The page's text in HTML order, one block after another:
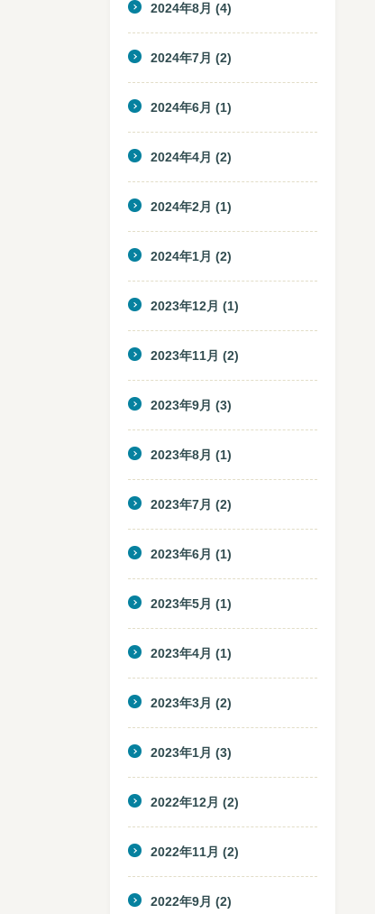
2024年8月 (4)
2024年7月 (2)
2024年6月 (1)
2024年4月 (2)
2024年2月 (1)
2024年1月 (2)
2023年12月 (1)
2023年11月 (2)
2023年9月 (3)
2023年8月 (1)
2023年7月 (2)
2023年6月 (1)
2023年5月 (1)
2023年4月 (1)
2023年3月 (2)
2023年1月 (3)
2022年12月 (2)
2022年11月 (2)
2022年9月 (2)